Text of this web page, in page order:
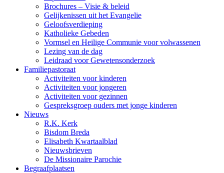
Brochures – Visie & beleid
Gelijkenissen uit het Evangelie
Geloofsverdieping
Katholieke Gebeden
Vormsel en Heilige Communie voor volwassenen
Lezing van de dag
Leidraad voor Gewetensonderzoek
Familiepastoraat
Activiteiten voor kinderen
Activiteiten voor jongeren
Activiteiten voor gezinnen
Gespreksgroep ouders met jonge kinderen
Nieuws
R.K. Kerk
Bisdom Breda
Elisabeth Kwartaalblad
Nieuwsbrieven
De Missionaire Parochie
Begraafplaatsen